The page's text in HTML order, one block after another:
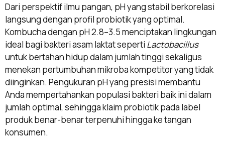
Dari perspektif ilmu pangan, pH yang stabil berkorelasi
langsung dengan profil probiotik yang optimal.
Kombucha dengan pH 2.8–3.5 menciptakan lingkungan
ideal bagi bakteri asam laktat seperti Lactobacillus
untuk bertahan hidup dalam jumlah tinggi sekaligus
menekan pertumbuhan mikroba kompetitor yang tidak
diinginkan. Pengukuran pH yang presisi membantu
Anda mempertahankan populasi bakteri baik ini dalam
jumlah optimal, sehingga klaim probiotik pada label
produk benar-benar terpenuhi hingga ke tangan
konsumen.